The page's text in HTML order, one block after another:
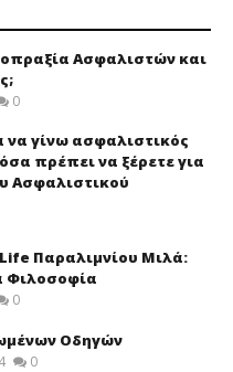
Ασφαλιστών και
0
να γίνω ασφαλιστικός
πρέπει να ξέρετε για
Ασφαλιστικού
Παραλιμνίου Μιλά:
Φιλοσοφία
0
Οδηγών
0